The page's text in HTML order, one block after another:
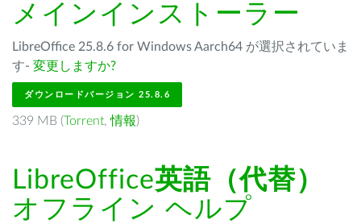
メインインストーラー
LibreOffice 25.8.6 for Windows Aarch64 が選択されていま
す- 変更しますか?
ダウンロードバージョン 25.8.6
339 MB (Torrent,情報)
LibreOffice英語（代替）
オフライン ヘルプ